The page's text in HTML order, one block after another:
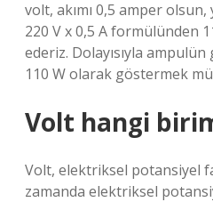
volt, akımı 0,5 amper
220 V x 0,5 A formülünden
ederiz. Dolayısıyla
110 W olarak göstermek
Volt hangi
Volt, elektriksel potansiyel
zamanda elektriksel